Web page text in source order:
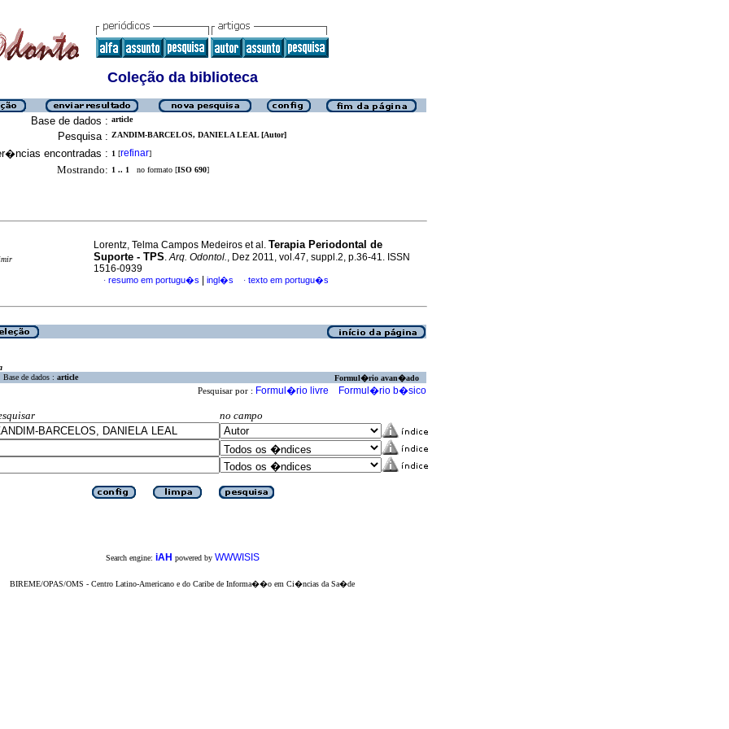
Coleção da biblioteca
Base de dados : article
Pesquisa : ZANDIM-BARCELOS, DANIELA LEAL [Autor]
encontradas : 1 [refinar]
Mostrando: 1 .. 1 no formato [ISO 690]
Lorentz, Telma Campos Medeiros et al. Terapia Periodontal de
Suporte - TPS.Arq. Odontol., Dez 2011, vol.47, suppl.2, p.36-41. ISSN
1516-0939
· resumo em portugu�s ingl�s · texto em portugu�s
Base de dados : article Formul�rio avan�ado
Pesquisar por : Formul�rio livre Formul�rio b�sico
no campo
Search engine: iAH powered by WWWISIS
BIREME/OPAS/OMS - Centro Latino-Americano e do Caribe de Informa��o em Ci�ncias da Sa�de